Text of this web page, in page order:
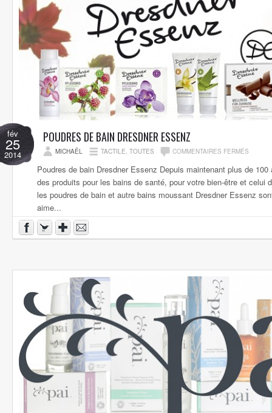
fév
25
2014
POUDRES DE BAIN DRESDNER ESSENZ
MICHAËL TACTILE, TOUTES COMMENTAIRES FERMÉS
Poudres de bain Dresdner Essenz Depuis maintenant plus de
des produits pour les bains de santé, pour votre bien-être et celui
les poudres de bain et autre bains moussant Dresdner Essenz
aime...